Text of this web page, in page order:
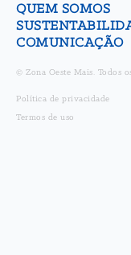
QUEM SOMOS
COMUNICAÇÃO
© Zona Oeste Mais. Todos
Política de privacidade
Termos de uso